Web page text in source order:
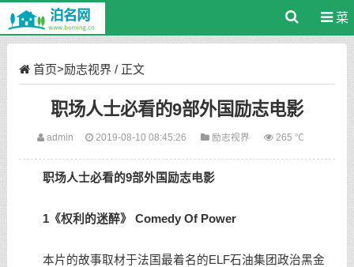
菜
首页>励志视界 / 正文
职场人士必看的9部外国励志电影
admin 2019-08-10 08:45:26 励志视界 265 ℃
职场人士必看的9部外国励志电影
1《权利的迷醉》 Comedy Of Power
本片的故事取材于法国最着名的ELF石油集团政治黑金